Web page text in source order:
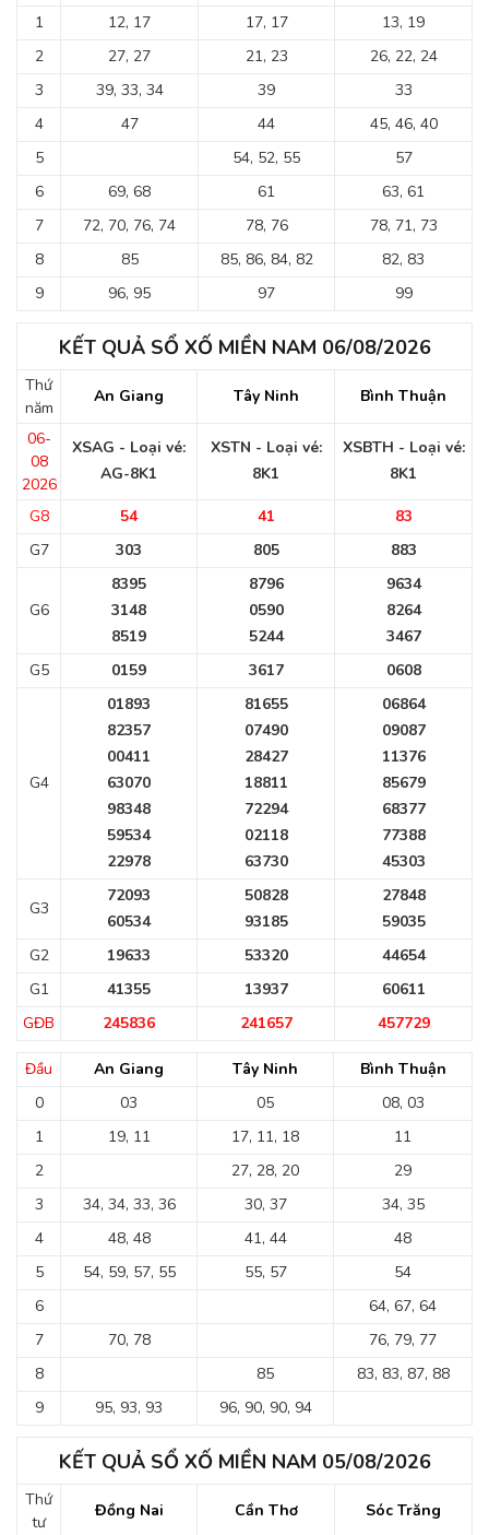
1
12, 17 17, 17
13, 19
2
27, 27 21, 23
26, 22, 24
3
39, 33, 34 39
33
4
47 44
45, 46, 40
5
54, 52, 55
57
6
69, 68 61
63, 61
7
72, 70, 76, 74 78, 76
78, 71, 73
8
85 85, 86, 84, 82
82, 83
9
96, 95 97 99
KẾT QUẢ SỔ XỐ MIỀN NAM 06/08/2026
Thứ
năm
An Giang Tây Ninh Bình Thuận
06-
08
2026
XSAG - Loại vé:
AG-8K1
XSTN - Loại vé:
8K1
XSBTH - Loại vé:
8K1
G8 54 41
83
G7
303 805 883
G6
8395
3148
8519
8796
0590
5244
9634
8264
3467
G5
0159 3617 0608
G4
01893
82357
00411
63070
98348
59534
22978
81655
07490
28427
18811
72294
02118
63730
06864
09087
11376
85679
68377
77388
45303
G3
72093
60534
50828
93185
27848
59035
G2
19633 53320
44654
G1
41355 13937
60611
GĐB
245836 241657 457729
Đầu An Giang Tây Ninh
Bình Thuận
0
03 05
08, 03
1
19, 11 17, 11, 18
11
2
27, 28, 20
29
3
34, 34, 33, 36 30, 37
34, 35
4
48, 48 41, 44
48
5
54, 59, 57, 55 55, 57
54
6
64, 67, 64
7
70, 78
76, 79, 77
8
85
83, 83, 87, 88
9
95, 93, 93 96, 90, 90, 94
KẾT QUẢ SỔ XỐ MIỀN NAM 05/08/2026
Thứ
tư
Đồng Nai Cần Thơ Sóc Trăng